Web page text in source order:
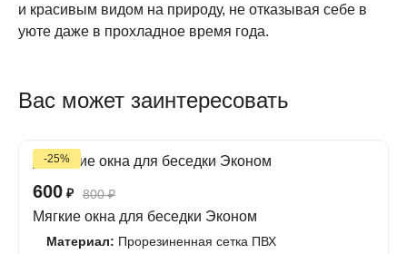
и красивым видом на природу, не отказывая себе в
уюте даже в прохладное время года.
Вас может заинтересовать
-25%
600 ₽ 800₽
Мягкие окна для беседки Эконом
Материал: Прорезиненная сетка ПВХ